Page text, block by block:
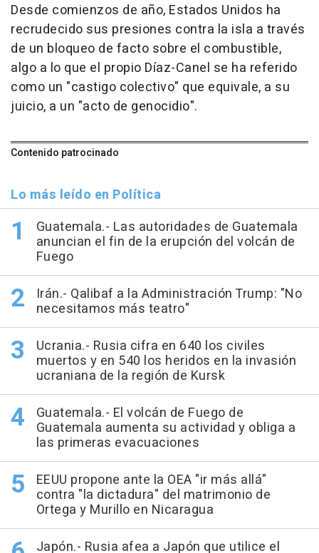
Desde comienzos de año, Estados Unidos ha
recrudecido sus presiones contra la isla a través
de un bloqueo de facto sobre el combustible,
algo a lo que el propio Díaz-Canel se ha referido
como un "castigo colectivo" que equivale, a su
juicio, a un "acto de genocidio".
Contenido patrocinado
Lo más leído en Política
Guatemala.- Las autoridades de Guatemala
anuncian el fin de la erupción del volcán de
Fuego
Irán.- Qalibaf a la Administración Trump: "No
necesitamos más teatro"
Ucrania.- Rusia cifra en 640 los civiles
muertos y en 540 los heridos en la invasión
ucraniana de la región de Kursk
Guatemala.- El volcán de Fuego de
Guatemala aumenta su actividad y obliga a
las primeras evacuaciones
EEUU propone ante la OEA "ir más allá"
contra "la dictadura" del matrimonio de
Ortega y Murillo en Nicaragua
Japón.- Rusia afea a Japón que utilice el